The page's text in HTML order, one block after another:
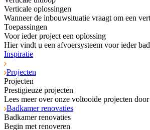
Verticale oplossingen
Wanneer de inbouwsituatie vraagt om een
Toepassingen
Voor ieder project een oplossing
Hier vindt u een afvoersysteem voor ieder
Inspiratie
Projecten
Projecten
Prestigieuze projecten
Lees meer over onze voltooide projecten door
Badkamer renovaties
Badkamer renovaties
Begin met renoveren